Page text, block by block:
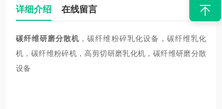
详细介绍 在线留言
碳纤维研磨分散机 ，碳纤维粉碎乳化设备，碳纤维乳化
机，碳纤维粉碎机，高剪切研磨乳化机，碳纤维研磨分散
设备